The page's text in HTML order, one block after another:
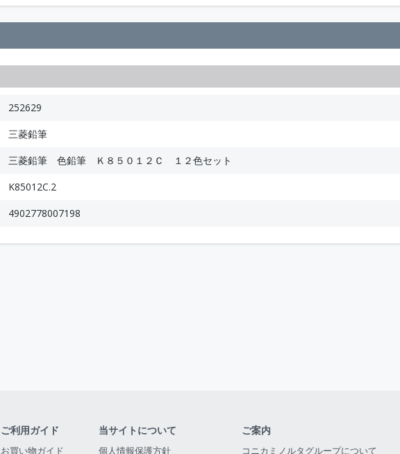
252629
三菱鉛筆
三菱鉛筆 色鉛筆 Ｋ８５０１２Ｃ １２色セット
K85012C.2
4902778007198
ご利用ガイド
お買い物ガイド
当サイトについて
個人情報保護方針
ご案内
コニカミノルタグループについて